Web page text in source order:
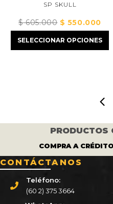
precio
original
550.000El
precio
actual
OPCIONES
352R1
$550.000
PRODUCTOS
COMPRA A
CONTÁCTANOS
Teléfono:
(60 2) 375 3664